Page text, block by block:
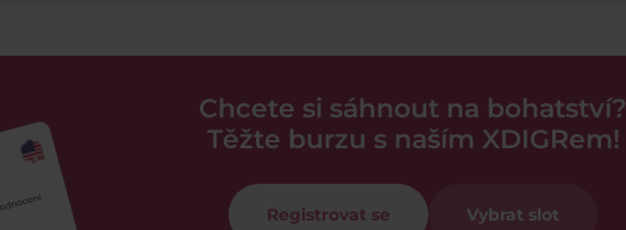
Chcete si sáhnout na bohatství?
Těžte burzu s naším XDIGRem!
Registrovat se Vybrat slot